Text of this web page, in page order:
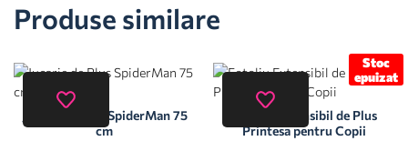
Produse similare
Jucarie de Plus SpiderMan 75
cm
Stoc
epuizat
Fotoliu Extensibil de Plus
Printesa pentru Copii